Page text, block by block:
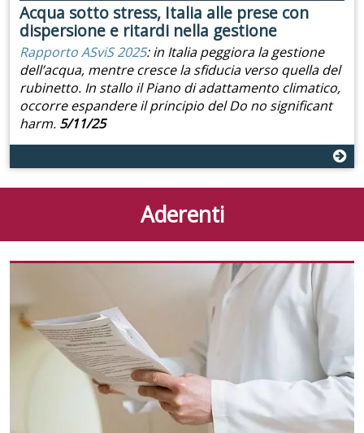
Acqua sotto stress, Italia alle prese con
dispersione e ritardi nella gestione
Rapporto ASviS 2025: in Italia peggiora la gestione
dell’acqua, mentre cresce la sfiducia verso quella del
rubinetto. In stallo il Piano di adattamento climatico,
occorre espandere il principio del Do no significant
harm. 5/11/25
Aderenti